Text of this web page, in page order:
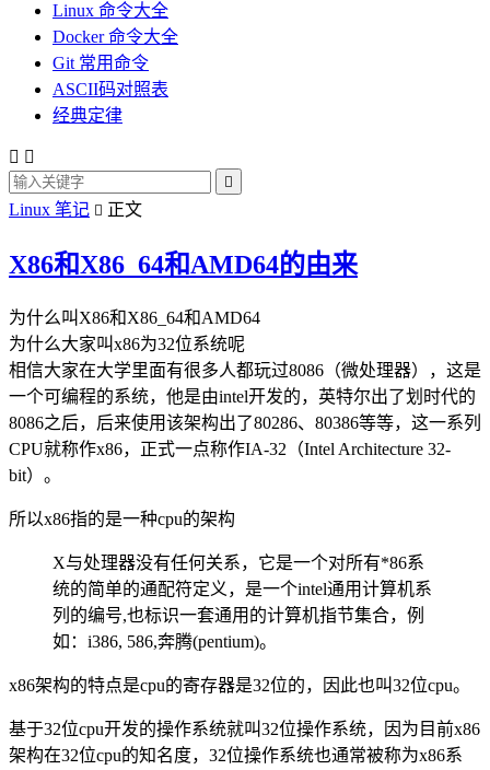
Linux 命令大全
Docker 命令大全
Git 常用命令
ASCII码对照表
经典定律
 

Linux 笔记  正文
X86和X86_64和AMD64的由来
为什么叫X86和X86_64和AMD64
为什么大家叫x86为32位系统呢
相信大家在大学里面有很多人都玩过8086（微处理器），这是
一个可编程的系统，他是由intel开发的，英特尔出了划时代的
8086之后，后来使用该架构出了80286、80386等等，这一系列
CPU就称作x86，正式一点称作IA-32（Intel Architecture 32-
bit）。
所以x86指的是一种cpu的架构
X与处理器没有任何关系，它是一个对所有*86系
统的简单的通配符定义，是一个intel通用计算机系
列的编号,也标识一套通用的计算机指节集合，例
如：i386, 586,奔腾(pentium)。
x86架构的特点是cpu的寄存器是32位的，因此也叫32位cpu。
基于32位cpu开发的操作系统就叫32位操作系统，因为目前x86
架构在32位cpu的知名度，32位操作系统也通常被称为x86系